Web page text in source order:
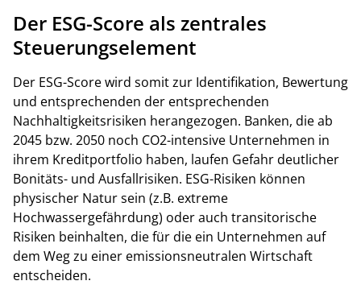
Der ESG-Score als zentrales
Steuerungselement
Der ESG-Score wird somit zur Identifikation, Bewertung
und entsprechenden der entsprechenden
Nachhaltigkeitsrisiken herangezogen. Banken, die ab
2045 bzw. 2050 noch CO2-intensive Unternehmen in
ihrem Kreditportfolio haben, laufen Gefahr deutlicher
Bonitäts- und Ausfallrisiken. ESG-Risiken können
physischer Natur sein (z.B. extreme
Hochwassergefährdung) oder auch transitorische
Risiken beinhalten, die für die ein Unternehmen auf
dem Weg zu einer emissionsneutralen Wirtschaft
entscheiden.